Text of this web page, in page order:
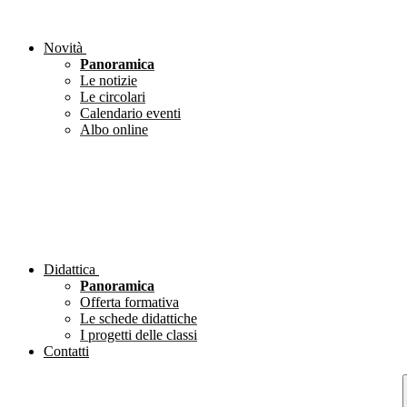
Novità
Panoramica
Le notizie
Le circolari
Calendario eventi
Albo online
Didattica
Panoramica
Offerta formativa
Le schede didattiche
I progetti delle classi
Contatti